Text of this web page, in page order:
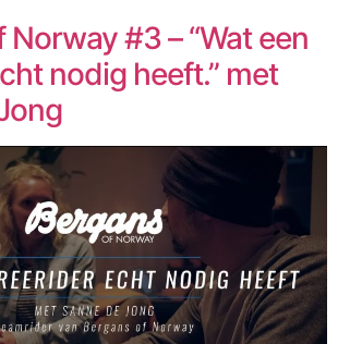
Norway #3 – “Wat een
nodig heeft.” met